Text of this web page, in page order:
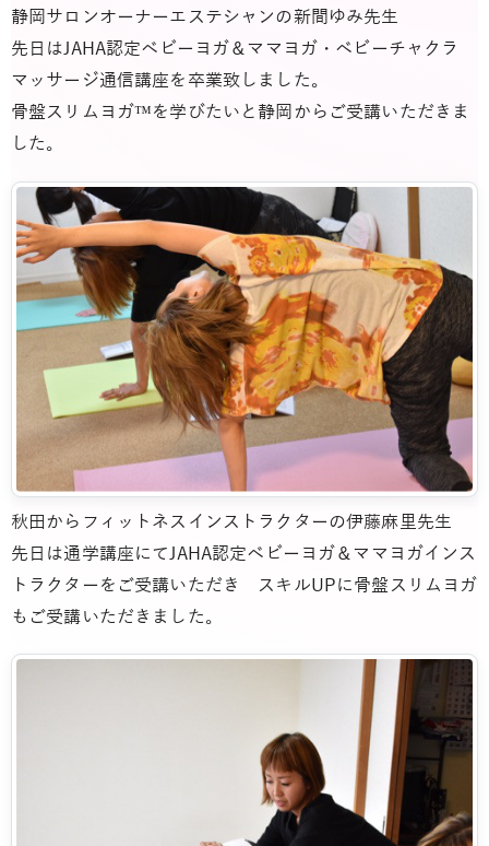
静岡サロンオーナーエステシャンの新間ゆみ先生
先日はJAHA認定ベビーヨガ＆ママヨガ・ベビーチャクラ
マッサージ通信講座を卒業致しました。
骨盤スリムヨガ™を学びたいと静岡からご受講いただきま
した。
秋田からフィットネスインストラクターの伊藤麻里先生
先日は通学講座にてJAHA認定ベビーヨガ＆ママヨガインス
トラクターをご受講いただき スキルUPに骨盤スリムヨガ
もご受講いただきました。